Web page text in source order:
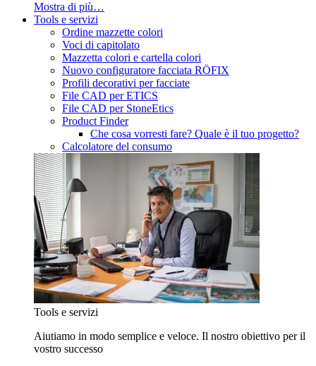
Mostra di più…
Tools e servizi
Ordine mazzette colori
Voci di capitolato
Mazzetta colori e cartella colori
Nuovo configuratore facciata RÖFIX
Profili decorativi per facciate
File CAD per ETICS
File CAD per StoneEtics
Product Finder
Che cosa vorresti fare? Quale è il tuo progetto?
Calcolatore del consumo
Tools e servizi
Aiutiamo in modo semplice e veloce. Il nostro obiettivo per il
vostro successo